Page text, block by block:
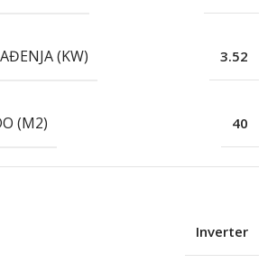
(KW) 3.52
(M2) 40
Inverter